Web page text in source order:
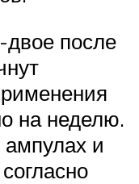
двое после
на неделю.
и